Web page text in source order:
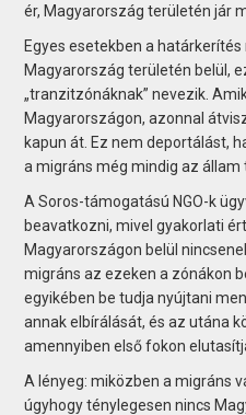
ér, Magyarország területén jár
Egyes esetekben a
Magyarország területén belül,
„tranzitzónáknak” nevezik.
Magyarországon, azonnal
kapun át. Ez nem deportálást,
a migráns még mindig az
A Soros-támogatású NGO-k
beavatkozni, mivel gyakorlati
Magyarországon belül
migráns az ezeken a zónákon
egyikében be tudja nyújtani
annak elbírálását, és az utána
amennyiben első fokon
A lényeg: miközben a migráns
úgyhogy ténylegesen nincs